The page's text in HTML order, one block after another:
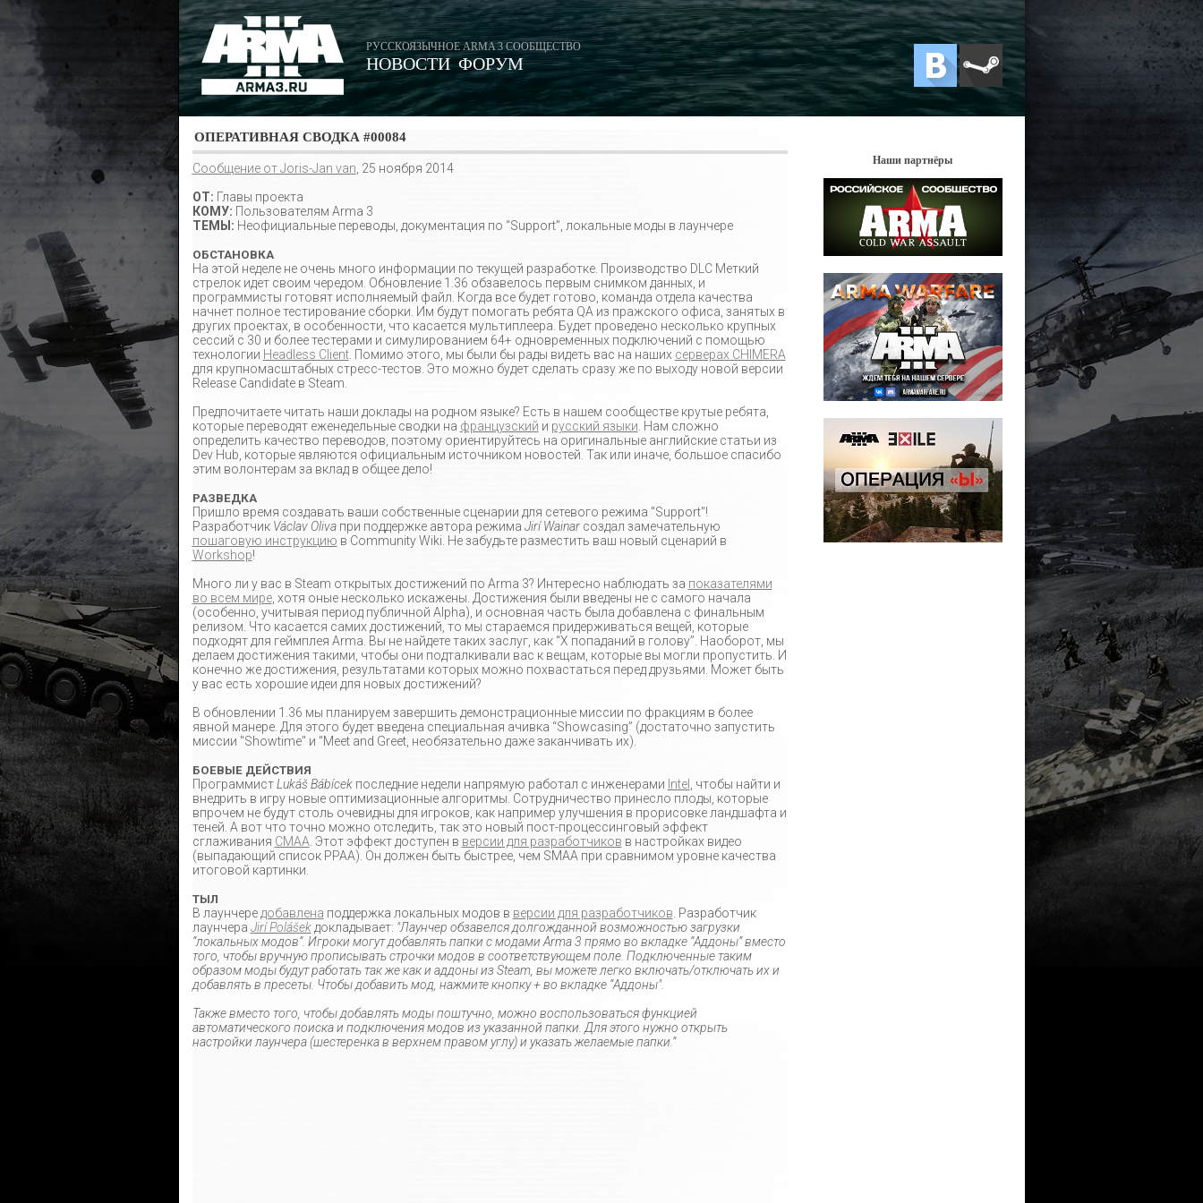
РУССКОЯЗЫЧНОЕ ARMA 3 СООБЩЕСТВО
НОВОСТИ ФОРУМ
ОПЕРАТИВНАЯ СВОДКА #00084
Сообщение от Joris-Jan van , 25 ноября 2014
ОТ: Главы проекта
КОМУ: Пользователям Arma 3
ТЕМЫ: Неофициальные переводы, документация по “Support”, локальные моды в лаунчере
ОБСТАНОВКА
На этой неделе не очень много информации по текущей разработке. Производство DLC Меткий
стрелок идет своим чередом. Обновление 1.36 обзавелось первым снимком данных, и
программисты готовят исполняемый файл. Когда все будет готово, команда отдела качества
начнет полное тестирование сборки. Им будут помогать ребята QA из пражского офиса, занятых в
других проектах, в особенности, что касается мультиплеера. Будет проведено несколько крупных
сессий с 30 и более тестерами и симулированием 64+ одновременных подключений с помощью
технологии Headless Client. Помимо этого, мы были бы рады видеть вас на наших серверах CHIMERA
для крупномасштабных стресс-тестов. Это можно будет сделать сразу же по выходу новой версии
Release Candidate в Steam.
Предпочитаете читать наши доклады на родном языке? Есть в нашем сообществе крутые ребята,
которые переводят еженедельные сводки на французский и русский языки . Нам сложно
определить качество переводов, поэтому ориентируйтесь на оригинальные английские статьи из
Dev Hub, которые являются официальным источником новостей. Так или иначе, большое спасибо
этим волонтерам за вклад в общее дело!
РАЗВЕДКА
Пришло время создавать ваши собственные сценарии для сетевого режима "Support"!
Разработчик Václav Olivaпри поддержке автора режима Jirí Wainarсоздал замечательную
пошаговую инструкцию в Community Wiki. Не забудьте разместить ваш новый сценарий в
Workshop!
Много ли у вас в Steam открытых достижений по Arma 3? Интересно наблюдать за показателями
во всем мире, хотя оные несколько искажены. Достижения были введены не с самого начала
(особенно, учитывая период публичной Alpha), и основная часть была добавлена с финальным
релизом. Что касается самих достижений, то мы стараемся придерживаться вещей, которые
подходят для геймплея Arma. Вы не найдете таких заслуг, как “Х попаданий в голову”. Наоборот, мы
делаем достижения такими, чтобы они подталкивали вас к вещам, которые вы могли пропустить. И
конечно же достижения, результатами которых можно похвастаться перед друзьями. Может быть
у вас есть хорошие идеи для новых достижений?
В обновлении 1.36 мы планируем завершить демонстрационные миссии по фракциям в более
явной манере. Для этого будет введена специальная ачивка “Showcasing” (достаточно запустить
миссии "Showtime" и "Meet and Greet, необязательно даже заканчивать их).
БОЕВЫЕ ДЕЙСТВИЯ
ПрограммистLukáš Bábícekпоследние недели напрямую работал с инженерами Intel
, чтобы найти и
внедрить в игру новые оптимизационные алгоритмы. Сотрудничество принесло плоды, которые
впрочем не будут столь очевидны для игроков, как например улучшения в прорисовке ландшафта и
теней. А вот что точно можно отследить, так это новый пост-процессинговый эффект
сглаживания CMAA . Этот эффект доступен в версии для разработчиков в настройках видео
(выпадающий список PPAA). Он должен быть быстрее, чем SMAA при сравнимом уровне качества
итоговой картинки.
ТЫЛ
В лаунчере добавлена поддержка локальных модов в версии для разработчиков . Разработчик
лаунчера Jirí Polášekдокладывает: "Лаунчер обзавелся долгожданной возможностью загрузки
“локальных модов”. Игроки могут добавлять папки с модами Arma 3 прямо во вкладке “Аддоны” вместо
того, чтобы вручную прописывать строчки модов в соответствующем поле. Подключенные таким
образом моды будут работать так же как и аддоны из Steam, вы можете легко включать/отключать их и
добавлять в пресеты. Чтобы добавить мод, нажмите кнопку +во вкладке “Аддоны".
Также вместо того, чтобы добавлять моды поштучно, можно воспользоваться функцией
автоматического поиска и подключения модов из указанной папки. Для этого нужно открыть
настройки лаунчера (шестеренка в верхнем правом углу) и указать желаемые папки.”
Наши партнёры